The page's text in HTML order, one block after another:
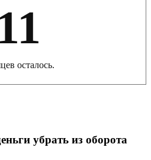
11
осталось.
убрать из оборота